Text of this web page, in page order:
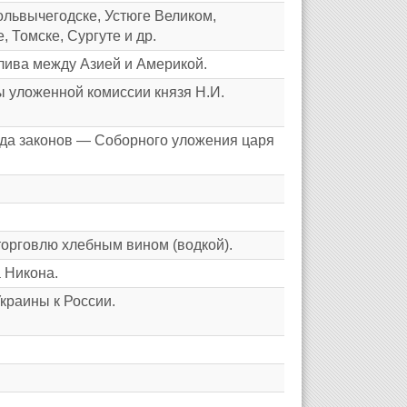
Устюге Великом,
Томске, Сургуте и др.
между Азией и Америкой.
уложенной комиссии князя Н.И.
законов — Соборного уложения царя
хлебным вином (водкой).
Никона.
к России.